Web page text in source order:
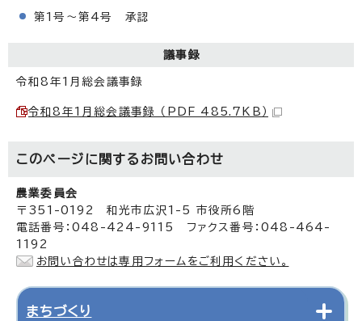
第1号～第4号 承認
議事録
令和8年1月総会議事録
令和8年1月総会議事録 （PDF 485.7KB）
このページに関する お問い合わせ
農業委員会
〒351-0192 和光市広沢1-5 市役所6階
電話番号：048-424-9115 ファクス番号：048-464-
1192
お問い合わせは専用フォームをご利用ください。
まちづくり